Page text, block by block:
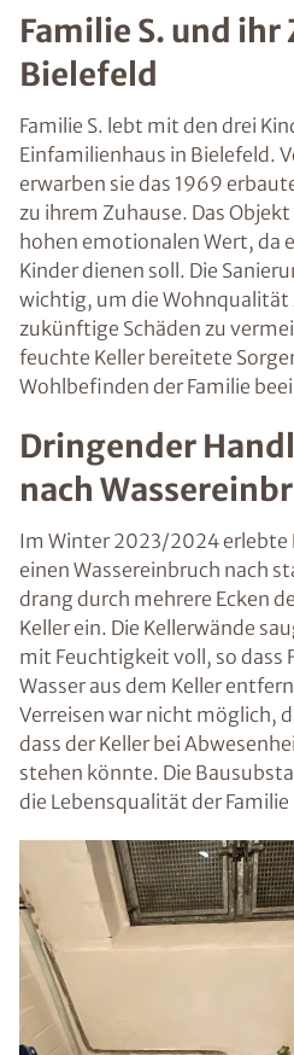
Familie S. und ihr
Bielefeld
Familie S. lebt mit den drei
Einfamilienhaus in Bielefeld.
erwarben sie das 1969
zu ihrem Zuhause. Das
hohen emotionalen Wert, da
Kinder dienen soll. Die
wichtig, um die Wohnqualität
zukünftige Schäden zu
feuchte Keller bereitete
Wohlbefinden der Familie
Dringender
nach
Im Winter 2023/2024 erlebte
einen Wassereinbruch nach
drang durch mehrere Ecken
Keller ein. Die Kellerwände
mit Feuchtigkeit voll, so dass
Wasser aus dem Keller
Verreisen war nicht möglich,
dass der Keller bei
stehen könnte. Die
die Lebensqualität der